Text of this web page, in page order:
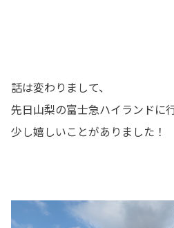
話は変わりまして、
先日山梨の富士急ハイランドに
少し嬉しいことがありました！